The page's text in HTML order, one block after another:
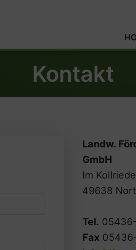
Kontakt
Landw.
GmbH
Im
49638
Tel.
Fax